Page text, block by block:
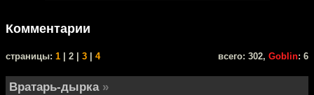
Комментарии
cтраницы: 1 | 2 | 3 4 всего: 302, Goblin: 6
Вратарь-дырка »